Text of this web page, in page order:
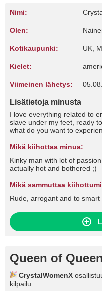
Nimi:
Olen:
Kotikaupunki: UK,
Kielet:
Viimeinen lähetys:
Lisätietoja minusta
I love everything related to
slave under my feet, ready
what do you want to
Mikä kiihottaa minua:
Kinky man with lot of
actually hot and bothered ;)
Mikä sammuttaa
Rude, arrogant and to
Queen of
CrystalWomenX
kilpailu.